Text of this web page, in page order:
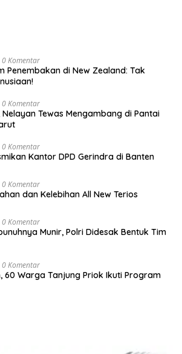
0 Komentar
Penembakan di New Zealand: Tak
0 Komentar
Nelayan Tewas Mengambang di Pantai
0 Komentar
Kantor DPD Gerindra di Banten
0 Komentar
dan Kelebihan All New Terios
0 Komentar
Munir, Polri Didesak Bentuk Tim
0 Komentar
60 Warga Tanjung Priok Ikuti Program